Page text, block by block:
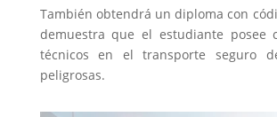
También obtendrá un diploma con
demuestra que el estudiante posee
técnicos en el transporte seguro
peligrosas.